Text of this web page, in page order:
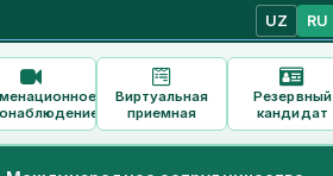
UZ RU
Виртуальная
приемная
Резервный
кандидат